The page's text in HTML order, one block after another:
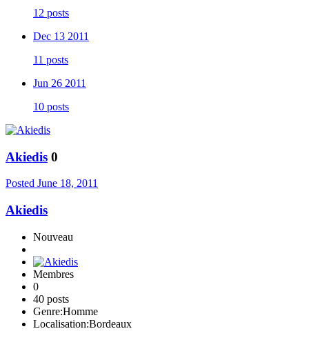
12 posts
Dec 13 2011
11 posts
Jun 26 2011
10 posts
Akiedis 0
Posted June 18, 2011
Akiedis
Nouveau
Membres
0
40 posts
Genre:Homme
Localisation:Bordeaux